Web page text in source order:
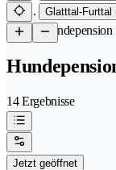
Glatttal-Furttal
/
14 Ergebnisse
Jetzt geöffnet